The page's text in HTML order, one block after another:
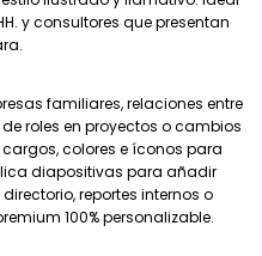
y consultores que presentan
familiares, relaciones entre
roles en proyectos o cambios
colores e íconos para
diapositivas para añadir
reportes internos o
100% personalizable.